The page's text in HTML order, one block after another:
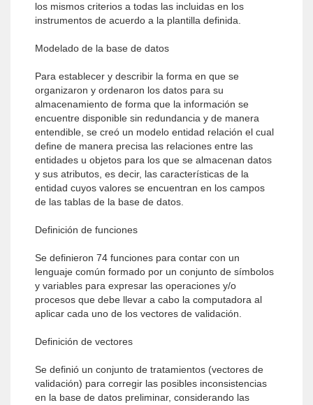
los mismos criterios a todas las incluidas en los
instrumentos de acuerdo a la plantilla definida.
Modelado de la base de datos
Para establecer y describir la forma en que se
organizaron y ordenaron los datos para su
almacenamiento de forma que la información se
encuentre disponible sin redundancia y de manera
entendible, se creó un modelo entidad relación el cual
define de manera precisa las relaciones entre las
entidades u objetos para los que se almacenan datos
y sus atributos, es decir, las características de la
entidad cuyos valores se encuentran en los campos
de las tablas de la base de datos.
Definición de funciones
Se definieron 74 funciones para contar con un
lenguaje común formado por un conjunto de símbolos
y variables para expresar las operaciones y/o
procesos que debe llevar a cabo la computadora al
aplicar cada uno de los vectores de validación.
Definición de vectores
Se definió un conjunto de tratamientos (vectores de
validación) para corregir las posibles inconsistencias
en la base de datos preliminar, considerando las